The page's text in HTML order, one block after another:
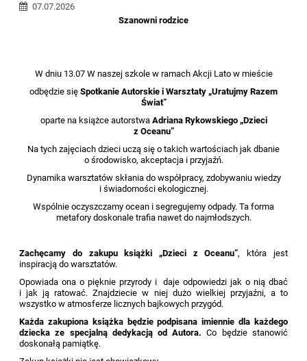
07.07.2026
Szanowni rodzice
W dniu 13.07 W naszej szkole w ramach Akcji Lato w mieście
odbędzie się Spotkanie Autorskie i Warsztaty „Uratujmy Razem
Świat”
oparte na książce autorstwa Adriana Rykowskiego „Dzieci
z Oceanu”
Na tych zajęciach dzieci uczą się o takich wartościach jak dbanie
o środowisko, akceptacja i przyjaźń.
Dynamika warsztatów skłania do współpracy, zdobywaniu wiedzy
i świadomości ekologicznej.
Wspólnie oczyszczamy ocean i segregujemy odpady. Ta forma
metafory doskonale trafia nawet do najmłodszych.
Zachęcamy do zakupu książki „Dzieci z Oceanu”, która jest
inspiracją do warsztatów.
Opowiada ona o pięknie przyrody i daje odpowiedzi jak o nią dbać
i jak ją ratować. Znajdziecie w niej dużo wielkiej przyjaźni, a to
wszystko w atmosferze licznych bajkowych przygód.
Każda zakupiona książka będzie podpisana imiennie dla każdego
dziecka ze specjalną dedykacją od Autora.Co będzie stanowić
doskonałą pamiątkę.